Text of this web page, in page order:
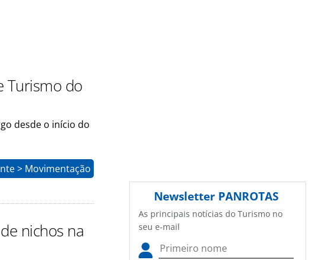
Turismo do
desde o início do
> Movimentação
nichos na
Newsletter PANROTAS
As principais notícias do Turismo no
seu e-mail